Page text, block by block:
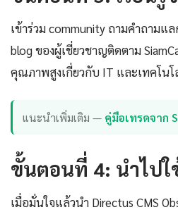
เข้าร่วม community ถามคำถาม
blog ของผู้เชี่ยวชาญติดตาม
คุณภาพสูงเกี่ยวกับ IT และเทคโนโ
แนะนำเพิ่มเติม — คู่มือเทรดจาก
ขั้นตอนที่ 4: นำไปใ
เมื่อมั่นใจแล้วนำ Directus CMS